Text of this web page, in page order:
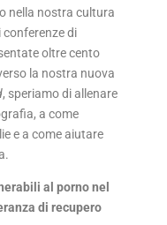
nella nostra cultura
conferenze di
oltre cento
la nostra nuova
, speriamo di allenare
a come
e a come aiutare
al porno nel
di recupero